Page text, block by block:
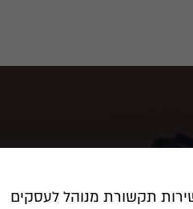
תקשורת מנוהל לעסקים